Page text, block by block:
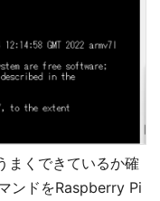
まくできているか確
ンドをRaspberry Pi